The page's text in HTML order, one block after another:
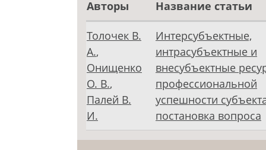
Авторы Название статьи
Толочек В.
А.,
Онищенко
О. В.,
Палей В.
И.
Интерсубъектные,
интрасубъектные и
внесубъектные
профессиональной
успешности
постановка вопроса